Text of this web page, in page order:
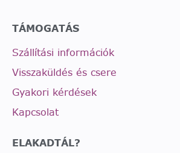
TÁMOGATÁS
Szállítási információk
Visszaküldés és csere
Gyakori kérdések
Kapcsolat
ELAKADTÁL?